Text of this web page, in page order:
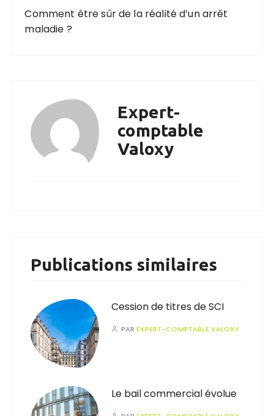
Comment être sûr de la réalité d’un arrêt
maladie ?
Expert-
comptable
Valoxy
Publications similaires
Cession de titres de SCI
PAREXPERT-COMPTABLE VALOXY
Le bail commercial évolue